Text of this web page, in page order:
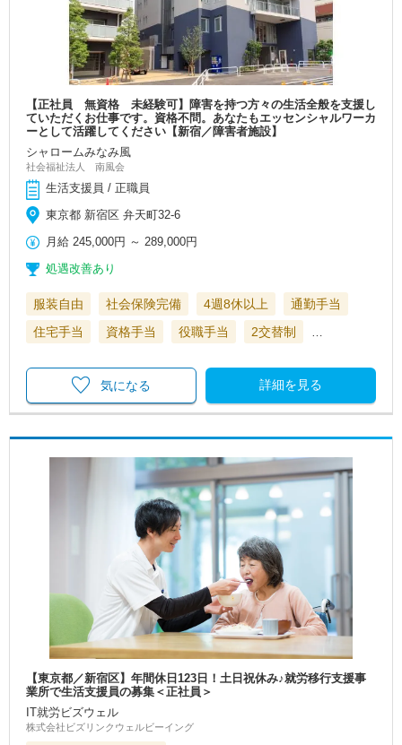
【正社員 無資格 未経験可】障害を持つ方々の生活全般を支援し
ていただくお仕事です。資格不問。あなたもエッセンシャルワーカ
ーとして活躍してください【新宿／障害者施設】
シャロームみなみ風
社会福祉法人 南風会
生活支援員 / 正職員
東京都 新宿区 弁天町32-6
月給 245,000円 ～ 289,000円
処遇改善あり
服装自由 社会保険完備 4週8休以上
通勤手当
住宅手当
資格手当 役職手当 2交替制
詳細を見る
気になる
【東京都／新宿区】年間休日123日！土日祝休み♪就労移行支援事
業所で生活支援員の募集＜正社員＞
IT就労ビズウェル
株式会社ビズリンクウェルビーイング